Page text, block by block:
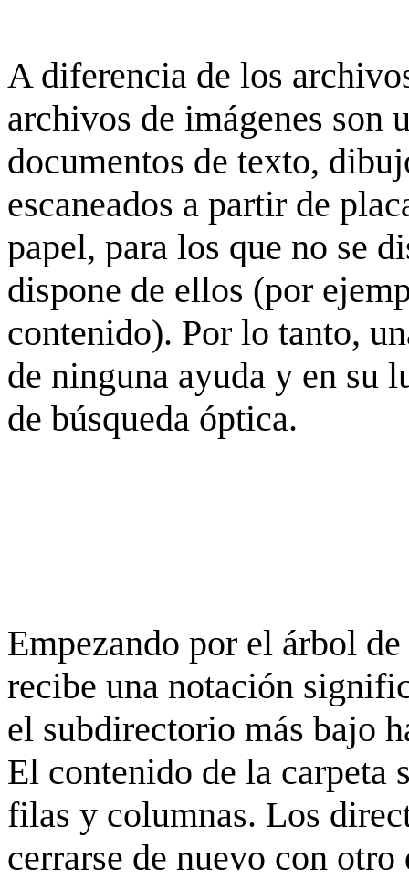
A diferencia de los
archivos de imágenes son
documentos de texto,
escaneados a partir de
papel, para los que no se
dispone de ellos (por
contenido). Por lo tanto,
de ninguna ayuda y en su
de búsqueda óptica.
Empezando por el árbol
recibe una notación
el subdirectorio más bajo
El contenido de la carpeta
filas y columnas. Los
cerrarse de nuevo con